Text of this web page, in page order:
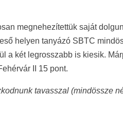
megnehezítettük saját
helyen tanyázó SBTC
a két legrosszabb is kiesik.
II 15 pont.
tavasszal (mindössze